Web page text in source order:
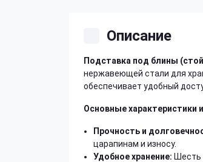
Описание
Подставка под блины
нержавеющей стали для
обеспечивает удобный
Основные характеристики
Прочность и
царапинам и износу.
Удобное хранение: Шесть